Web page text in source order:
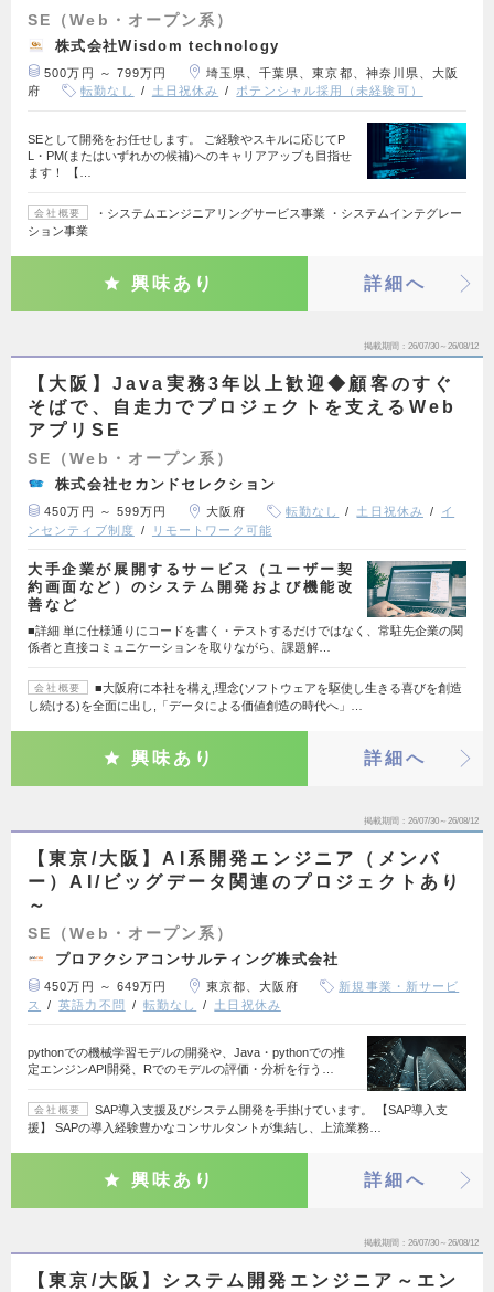
SE（Web・オープン系）
株式会社Wisdom technology
500万円 ～ 799万円
埼玉県、千葉県、東京都、神奈川県、大阪
府
転勤なし 土日祝休み ポテンシャル採用（未経験可）
SEとして開発をお任せします。 ご経験やスキルに応じてP
L・PM(またはいずれかの候補)へのキャリアアップも目指せ
ます！ 【…
会社概要
・システムエンジニアリングサービス事業 ・システムインテグレー
ション事業
興味あり 詳細へ
掲載期間 26/07/30～26/08/12
【大阪】Java実務3年以上歓迎◆顧客のすぐ
そばで、自走力でプロジェクトを支えるWeb
アプリSE
SE（Web・オープン系）
株式会社セカンドセレクション
450万円 ～ 599万円 大阪府 転勤なし 土日祝休み
イ
ンセンティブ制度
リモートワーク可能
大手企業が展開するサービス（ユーザー契
約画面など）のシステム開発および機能改
善など
■詳細 単に仕様通りにコードを書く・テストするだけではなく、常駐先企業の関
係者と直接コミュニケーションを取りながら、課題解…
会社概要
■大阪府に本社を構え,理念(ソフトウェアを駆使し生きる喜びを創造
し続ける)を全面に出し,「データによる価値創造の時代へ」…
興味あり 詳細へ
掲載期間 26/07/30～26/08/12
【東京/大阪】AI系開発エンジニア（メンバ
ー）AI/ビッグデータ関連のプロジェクトあり
～
SE（Web・オープン系）
プロアクシアコンサルティング株式会社
450万円 ～ 649万円 東京都、大阪府
新規事業・新サービ
ス
英語力不問 転勤なし 土日祝休み
pythonでの機械学習モデルの開発や、Java・pythonでの推
定エンジンAPI開発、Rでのモデルの評価・分析を行う…
会社概要
SAP導入支援及びシステム開発を手掛けています。 【SAP導入支
援】 SAPの導入経験豊かなコンサルタントが集結し、上流業務…
興味あり 詳細へ
掲載期間 26/07/30～26/08/12
【東京/大阪】システム開発エンジニア～エン